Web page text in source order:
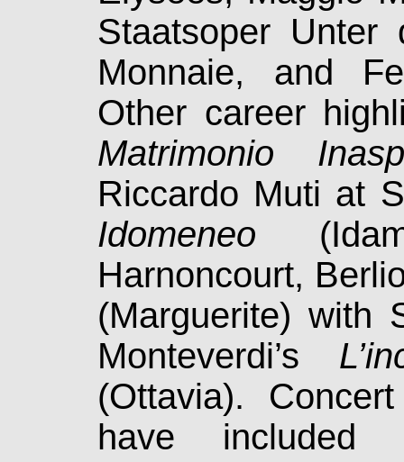
Staatsoper Unter
Monnaie, and
Other career
Matrimonio
Riccardo Muti at
Idomeneo
Harnoncourt,
(Mar­gue­rite) with
Monteverdi’s
(Ottavia).
have in­clu­ded